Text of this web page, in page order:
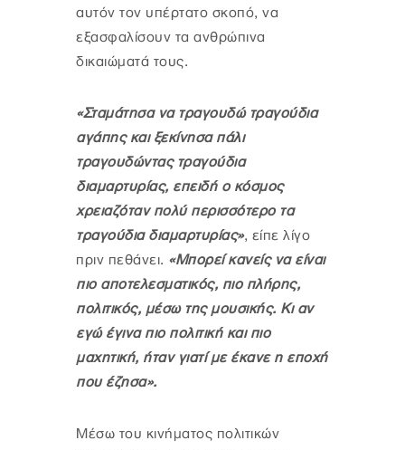
αυτόν τον υπέρτατο σκοπό, να
εξασφαλίσουν τα ανθρώπινα
δικαιώματά τους.
«Σταμάτησα να τραγουδώ τραγούδια
αγάπης και ξεκίνησα πάλι
τραγουδώντας τραγούδια
διαμαρτυρίας, επειδή ο κόσμος
χρειαζόταν πολύ περισσότερο τα
τραγούδια διαμαρτυρίας», είπε λίγο
πριν πεθάνει. «Μπορεί κανείς να είναι
πιο αποτελεσματικός, πιο πλήρης,
πολιτικός, μέσω της μουσικής. Κι αν
εγώ έγινα πιο πολιτική και πιο
μαχητική, ήταν γιατί με έκανε η εποχή
που έζησα».
Μέσω του κινήματος πολιτικών